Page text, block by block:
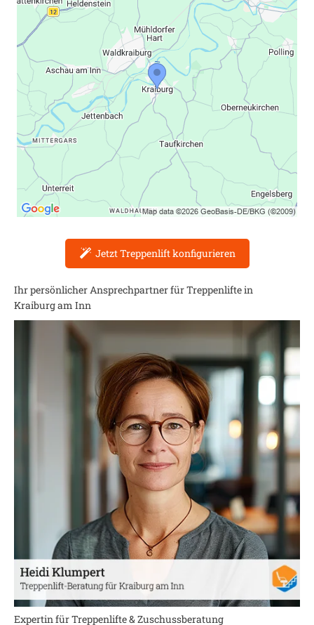
Jetzt Treppenlift konfigurieren
Ihr persönlicher Ansprechpartner für Treppenlifte in
Kraiburg am Inn
Expertin für Treppenlifte & Zuschussberatung